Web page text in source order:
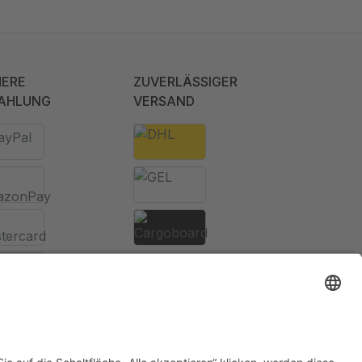
ZUVERLÄSSIGER
VERSAND